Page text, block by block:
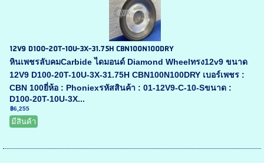
12V9 D100-20T-10U-3X-31.75H CBN100N100DRY
หินเพชรลับคมCarbide ไดมอนด์ Diamond Wheelทรง12v9 ขนาด
12V9 D100-20T-10U-3X-31.75H CBN100N100DRY เบอร์เพชร :
CBN 100ยี่ห้อ : Phoniexรหัสสินค้า : 01-12V9-C-10-Sขนาด :
D100-20T-10U-3X...
฿6,255
มีสินค้า